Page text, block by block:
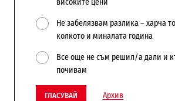
високите цени
Не забелязвам разлика – харча
колкото и миналата година
Все още не съм решил/а дали и
почивам
ГЛАСУВАЙ Архив